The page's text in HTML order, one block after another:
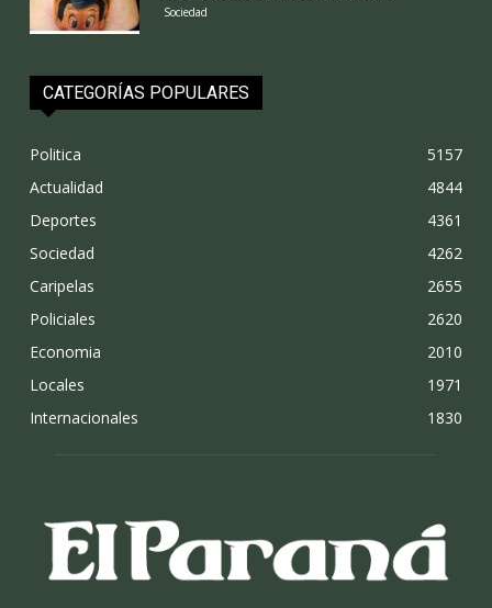
Sociedad
CATEGORÍAS POPULARES
Politica
5157
Actualidad
4844
Deportes
4361
Sociedad
4262
Caripelas
2655
Policiales
2620
Economia
2010
Locales
1971
Internacionales
1830